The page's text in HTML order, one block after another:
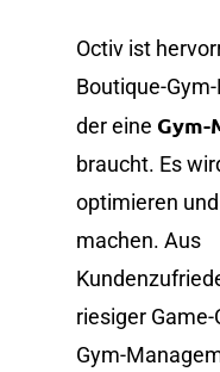
Octiv ist
Boutique-
der eine Gym-
braucht. Es
optimieren
machen. Aus
riesiger
Gym-